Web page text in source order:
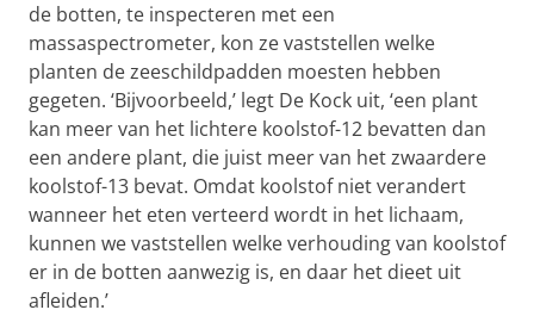
de botten, te inspecteren met een
massaspectrometer, kon ze vaststellen welke
planten de zeeschildpadden moesten hebben
gegeten. ‘Bijvoorbeeld,’ legt De Kock uit, ‘een plant
kan meer van het lichtere koolstof-12 bevatten dan
een andere plant, die juist meer van het zwaardere
koolstof-13 bevat. Omdat koolstof niet verandert
wanneer het eten verteerd wordt in het lichaam,
kunnen we vaststellen welke verhouding van koolstof
er in de botten aanwezig is, en daar het dieet uit
afleiden.’